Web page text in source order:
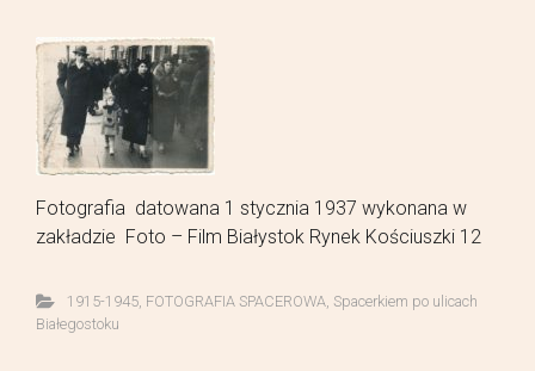
Fotografia datowana 1 stycznia 1937 wykonana w
zakładzie Foto – Film Białystok Rynek Kościuszki 12
1915-1945, FOTOGRAFIA SPACEROWA Spacerkiem po ulicach
Białegostoku